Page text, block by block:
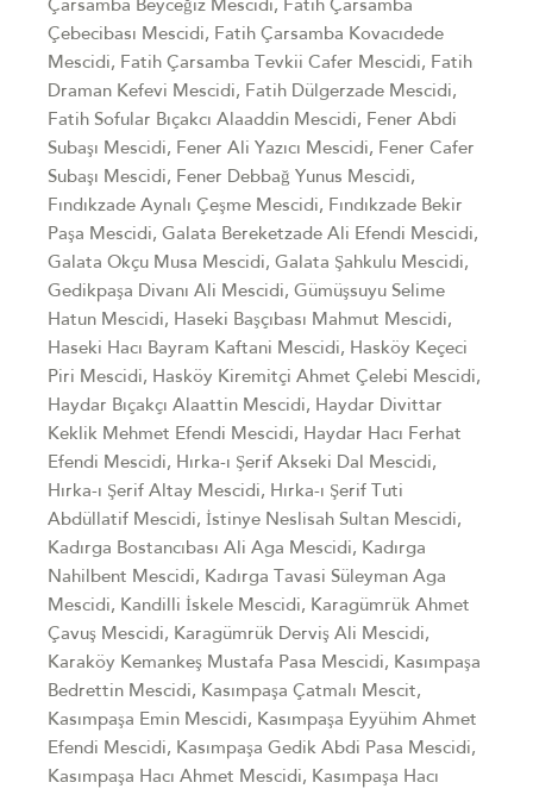
Çarsamba Beyceğiz Mescidi, Fatih Çarsamba
Çebecibası Mescidi, Fatih Çarsamba Kovacıdede
Mescidi, Fatih Çarsamba Tevkii Cafer Mescidi, Fatih
Draman Kefevi Mescidi, Fatih Dülgerzade Mescidi,
Fatih Sofular Bıçakcı Alaaddin Mescidi, Fener Abdi
Subaşı Mescidi, Fener Ali Yazıcı Mescidi, Fener Cafer
Subaşı Mescidi, Fener Debbağ Yunus Mescidi,
Fındıkzade Aynalı Çeşme Mescidi, Fındıkzade Bekir
Paşa Mescidi, Galata Bereketzade Ali Efendi Mescidi,
Galata Okçu Musa Mescidi, Galata Şahkulu Mescidi,
Gedikpaşa Divanı Ali Mescidi, Gümüşsuyu Selime
Hatun Mescidi, Haseki Başçıbası Mahmut Mescidi,
Haseki Hacı Bayram Kaftani Mescidi, Hasköy Keçeci
Piri Mescidi, Hasköy Kiremitçi Ahmet Çelebi Mescidi,
Haydar Bıçakçı Alaattin Mescidi, Haydar Divittar
Keklik Mehmet Efendi Mescidi, Haydar Hacı Ferhat
Efendi Mescidi, Hırka-ı Şerif Akseki Dal Mescidi,
Hırka-ı Şerif Altay Mescidi, Hırka-ı Şerif Tuti
Abdüllatif Mescidi, İstinye Neslisah Sultan Mescidi,
Kadırga Bostancıbası Ali Aga Mescidi, Kadırga
Nahilbent Mescidi, Kadırga Tavasi Süleyman Aga
Mescidi, Kandilli İskele Mescidi, Karagümrük Ahmet
Çavuş Mescidi, Karagümrük Derviş Ali Mescidi,
Karaköy Kemankeş Mustafa Pasa Mescidi, Kasımpaşa
Bedrettin Mescidi, Kasımpaşa Çatmalı Mescit,
Kasımpaşa Emin Mescidi, Kasımpaşa Eyyühim Ahmet
Efendi Mescidi, Kasımpaşa Gedik Abdi Pasa Mescidi,
Kasımpaşa Hacı Ahmet Mescidi, Kasımpaşa Hacı